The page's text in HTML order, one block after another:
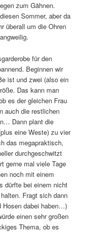
zum Gähnen.
Sommer, aber da
überall um die Ohren
für den
Beginnen wir
ist und zwei (also ein
Das kann man
es der gleichen Frau
auch die restlichen
Dann plant die
eine Weste) zu vier
das megapraktisch,
durchgeschwitzt
gerne mal viele Tage
noch mit einem
dürfte bei einem nicht
Fragt sich dann
Hosen dabei haben…)
einen sehr großen
Thema, ob es